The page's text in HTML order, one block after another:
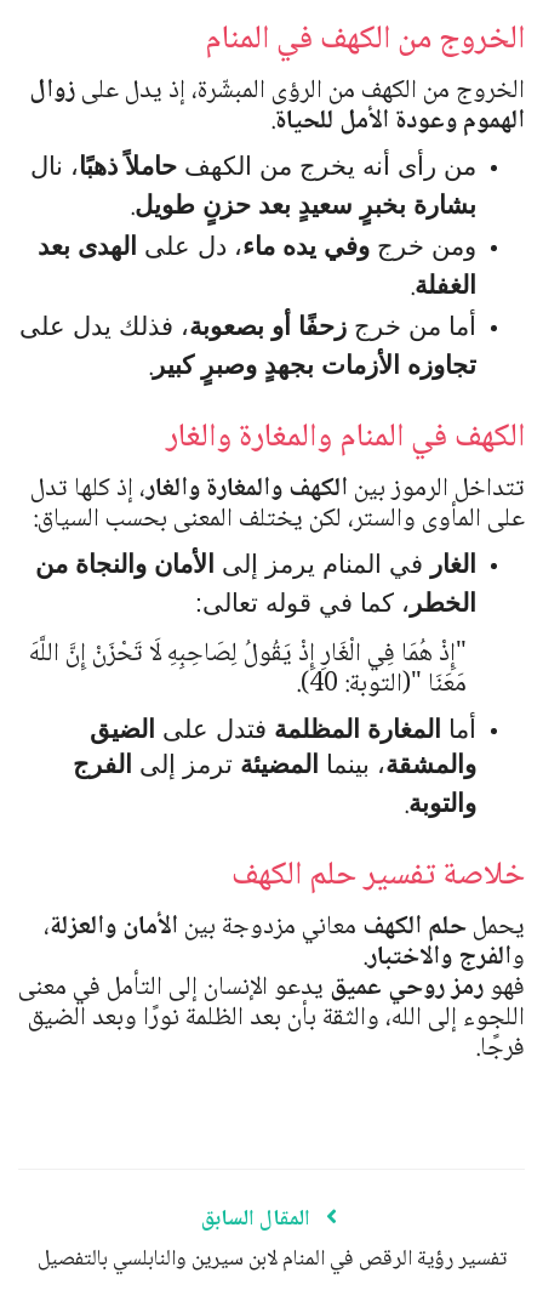
الخروج من الكهف في المنام
الخروج من الكهف من الرؤى المبشّرة، إذ يدل علىزوال
الهموم وعودة الأمل للحياة.
من رأى أنه يخرج من الكهف حاملاً ذهبًا، نال
بشارة بخبرٍ سعيدٍ بعد حزنٍ طويل.
ومن خرج وفي يده ماء، دل على الهدى بعد
الغفلة.
أما من خرج زحفًا أو بصعوبة، فذلك يدل على
تجاوزه الأزمات بجهدٍ وصبرٍ كبير .
الكهف في المنام والمغارة والغار
تتداخل الرموز بينالكهف والمغارة والغار، إذ كلها تدل
على المأوى والستر، لكن يختلف المعنى بحسب السياق:
الغار في المنام يرمز إلى الأمان والنجاة من
الخطر ، كما في قوله تعالى:
"إِذْ هُمَا فِي الْغَارِ إِذْ يَقُولُ لِصَاحِبِهِ لَا تَحْزَنْ إِنَّ اللَّهَ
مَعَنَا"(التوبة: 40).
أما المغارة المظلمة فتدل على الضيق
والمشقة، بينما المضيئة ترمز إلى الفرج
والتوبة.
خلاصة تفسير حلم الكهف
يحملحلم الكهفمعاني مزدوجة بينالأمان والعزلة،
والفرج والاختبار.
فهورمز روحي عميقيدعو الإنسان إلى التأمل في معنى
اللجوء إلى الله، والثقة بأن بعد الظلمة نورًا وبعد الضيق
فرجًا.
المقال السابق
تفسير رؤية الرقص في المنام لابن سيرين والنابلسي بالتفصيل